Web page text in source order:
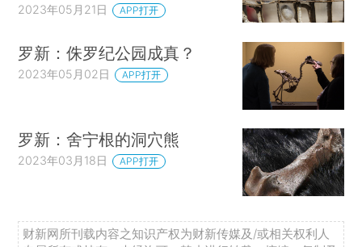
2023年05月21日 APP打开
罗新：侏罗纪公园成真？
2023年05月02日 APP打开
罗新：舍宁根的洞穴熊
2023年03月18日 APP打开
财新网所刊载内容之知识产权为财新传媒及/或相关权利人